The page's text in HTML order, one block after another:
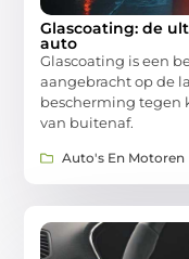
Glascoating: de
auto
Glascoating is een
aangebracht op de
bescherming tegen
van buitenaf.
Auto's En Motoren